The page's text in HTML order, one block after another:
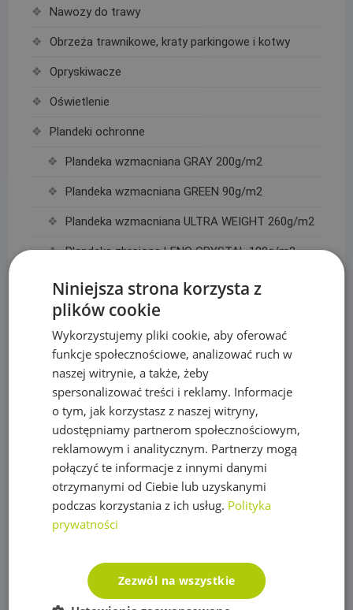
Nawozy do trawy
Obrzeża trawnikowe, kraty parkingowe i kotwy
Opryskiwacze
Oświetlenie
Plandeki ochronne
Plandeka wzmacniana GRAY 200g/m2
Plandeka wzmacniana GREEN 90g/m2
Plandeka wzmacniana ULTRA WEIGHT 260g/m2
Plandeka zbrojona LENO CRYSTAL 100g/m2
Podpory roślin
Pompy
Pompy IBO
Pompy Omnigena
Sterowniki i akcesoria do pomp
Regulatory ciśnienia
Rury PE
Siatki na krety, Akcesoria
Akcesoria do siatek
Sterowanie nawadnianiem
Niniejsza strona korzysta z
plików cookie
Wykorzystujemy pliki cookie, aby oferować
funkcje społecznościowe, analizować ruch w
naszej witrynie, a także, żeby
spersonalizować treści i reklamy. Informacje
o tym, jak korzystasz z naszej witryny,
udostępniamy partnerom społecznościowym,
reklamowym i analitycznym. Partnerzy mogą
połączyć te informacje z innymi danymi
otrzymanymi od Ciebie lub uzyskanymi
podczas korzystania z ich usług. Polityka
prywatności
Zezwól na wszystkie